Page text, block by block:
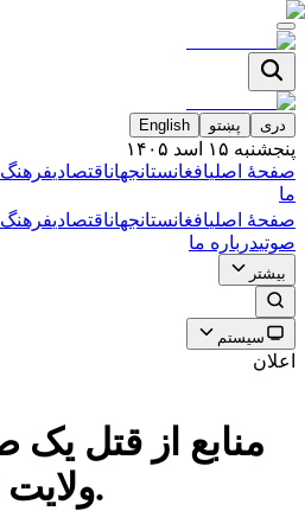
دری پښتو English
پنجشنبه ۱۵ اسد ۱۴۰۵
صفحۀ اصلیافغانستانجهاناقتصادیفرهنگ
ما
صفحۀ اصلیافغانستانجهاناقتصادیفرهنگ
صوتیدرباره ما
بیشتر
سیستم
اعلان
منابع از قتل
ولايت تخار خبر دادند.